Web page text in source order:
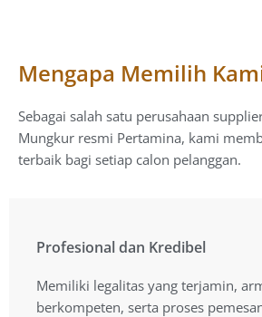
Mengapa Memilih
Sebagai salah satu perusahaan
Mungkur resmi Pertamina, kami
terbaik bagi setiap calon pelanggan.
Profesional dan Kredibel
Memiliki legalitas yang terjamin,
berkompeten, serta proses
Profesional dan Kredibel
Memiliki legalitas yang terjamin,
berkompeten, serta proses